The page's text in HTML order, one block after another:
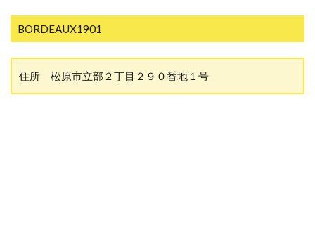
BORDEAUX1901
住所 松原市立部２丁目２９０番地１号